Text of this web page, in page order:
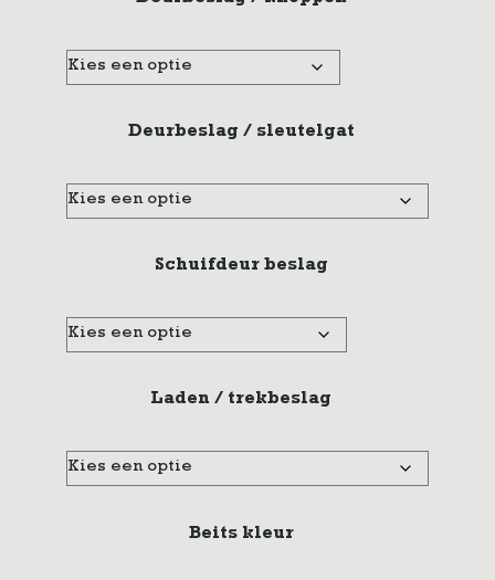
Deurbeslag / sleutelgat
Schuifdeur beslag
Laden / trekbeslag
Beits kleur